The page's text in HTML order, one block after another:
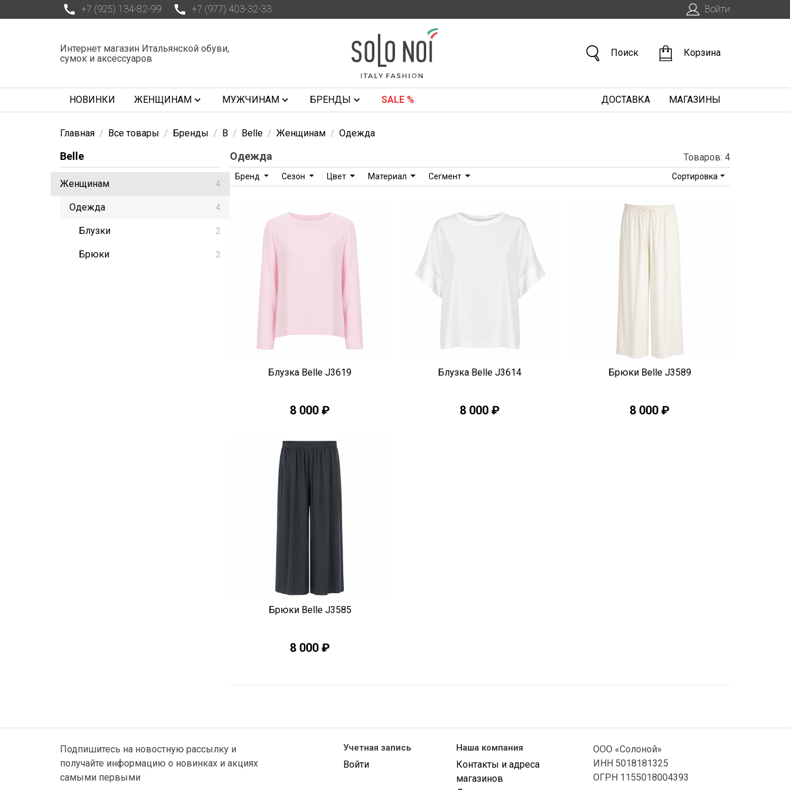
+7 (925) 134-82-99 +7 (977) 403-32-33 Войти
Интернет магазин Итальянской обуви,
сумок и аксессуаров
Поиск Корзина
НОВИНКИ ЖЕНЩИНАМ МУЖЧИНАМ БРЕНДЫ SALE % ДОСТАВКА МАГАЗИНЫ
Главная Все товары Бренды B Belle Женщинам Одежда
Belle
Женщинам 4
Одежда 4
Блузки 2
Брюки 2
Товаров: 4
Одежда
Бренд Сезон Цвет Материал Сегмент Сортировка
Быстрый просмотр
Блузка Belle J3619
8 000 ₽
Быстрый просмотр
Блузка Belle J3614
8 000 ₽
Быстрый просмотр
Брюки Belle J3589
8 000 ₽
Быстрый просмотр
Брюки Belle J3585
8 000 ₽
Подпишитесь на новостную рассылку и
получайте информацию о новинках и акциях
самыми первыми
Учетная запись
Войти
Наша компания
Контакты и адреса
магазинов
ООО «Солоной»
ИНН 5018181325
ОГРН 1155018004393